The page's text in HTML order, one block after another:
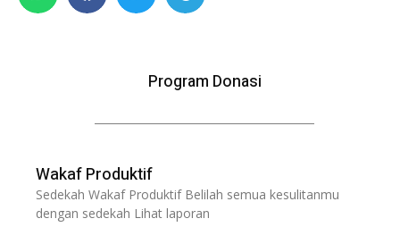
Program Donasi
Wakaf Produktif
Sedekah Wakaf Produktif Belilah semua kesulitanmu
dengan sedekah Lihat laporan